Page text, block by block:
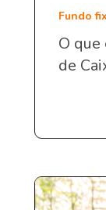
Fundo
O
de